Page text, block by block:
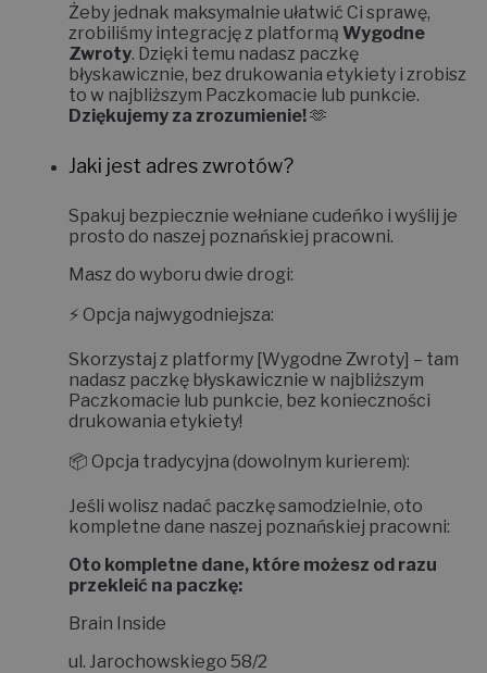
Żeby jednak maksymalnie ułatwić Ci sprawę,
zrobiliśmy integrację z platformą Wygodne
Zwroty. Dzięki temu nadasz paczkę
błyskawicznie, bez drukowania etykiety i zrobisz
to w najbliższym Paczkomacie lub punkcie.
Dziękujemy za zrozumienie!🫶
Jaki jest adres zwrotów?
Spakuj bezpiecznie wełniane cudeńko i wyślij je
prosto do naszej poznańskiej pracowni.
Masz do wyboru dwie drogi:
⚡ Opcja najwygodniejsza:
Skorzystaj z platformy [Wygodne Zwroty] – tam
nadasz paczkę błyskawicznie w najbliższym
Paczkomacie lub punkcie, bez konieczności
drukowania etykiety!
📦 Opcja tradycyjna (dowolnym kurierem):
Jeśli wolisz nadać paczkę samodzielnie, oto
kompletne dane naszej poznańskiej pracowni:
Oto kompletne dane, które możesz od razu
przekleić na paczkę:
Brain Inside
ul. Jarochowskiego 58/2